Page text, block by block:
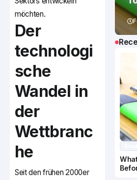
möchten.
Der
technologi
sche
Wandel in
der
Wettbranc
he
Seit den frühen 2000er